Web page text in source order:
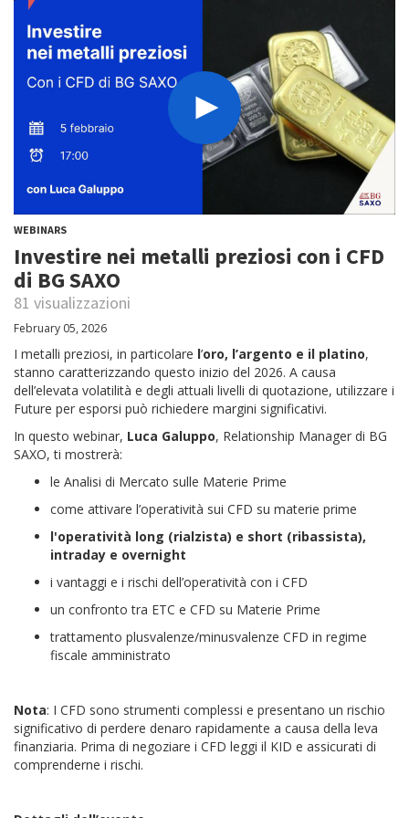
WEBINARS
Investire nei metalli preziosi con i CFD
di BG SAXO
81 visualizzazioni
February 05, 2026
I metalli preziosi, in particolare l’oro, l’argento e il platino,
stanno caratterizzando questo inizio del 2026. A causa
dell’elevata volatilità e degli attuali livelli di quotazione, utilizzare i
Future per esporsi può richiedere margini significativi.
In questo webinar, Luca Galuppo, Relationship Manager di BG
SAXO, ti mostrerà:
le Analisi di Mercato sulle Materie Prime
come attivare l’operatività sui CFD su materie prime
l'operatività long (rialzista) e short (ribassista),
intraday e overnight
i vantaggi e i rischi dell’operatività con i CFD
un confronto tra ETC e CFD su Materie Prime
trattamento plusvalenze/minusvalenze CFD in regime
fiscale amministrato
Nota: I CFD sono strumenti complessi e presentano un rischio
significativo di perdere denaro rapidamente a causa della leva
finanziaria. Prima di negoziare i CFD leggi il KID e assicurati di
comprenderne i rischi.